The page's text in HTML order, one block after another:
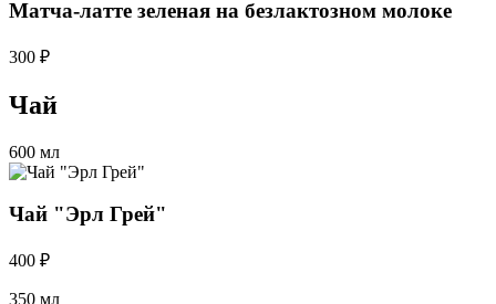
Матча-латте зеленая на безлактозном молоке
300 ₽
Чай
600 мл
Чай "Эрл Грей"
400 ₽
350 мл